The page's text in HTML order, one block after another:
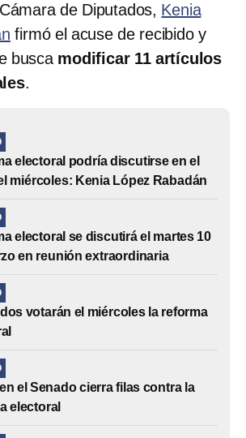
de Diputados, Kenia
firmó el acuse de recibido y
busca modificar 11 artículos
.
electoral podría discutirse en el
miércoles: Kenia López Rabadán
electoral se discutirá el martes 10
en reunión extraordinaria
votarán el miércoles la reforma
en el Senado cierra filas contra la
electoral